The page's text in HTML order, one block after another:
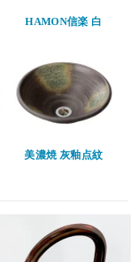
HAMON信楽 白
美濃焼 灰釉点紋